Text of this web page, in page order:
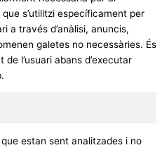
s’utilitzi específicament per
a través d’anàlisi, anuncis,
galetes no necessàries. És
l’usuari abans d’executar
estan sent analitzades i no